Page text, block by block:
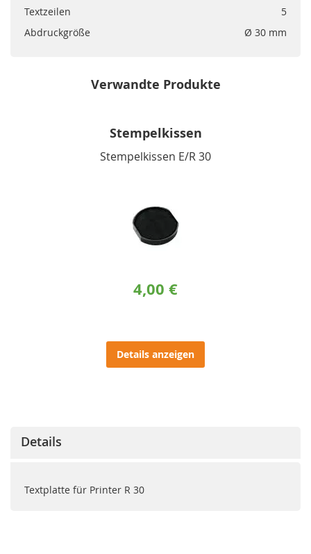
Textzeilen
5
Abdruckgröße
Ø 30 mm
Verwandte Produkte
Stempelkissen
Stempelkissen E/R 30
4,00 €
Details anzeigen
Details
Textplatte für Printer R 30